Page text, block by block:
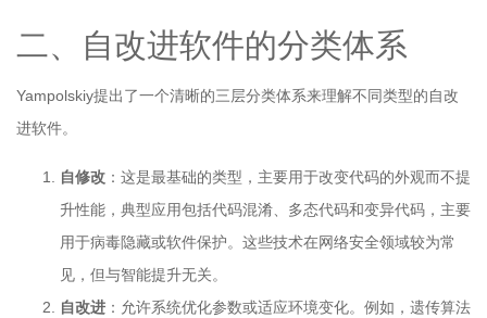
二、自改进软件的分类体系
Yampolskiy提出了一个清晰的三层分类体系来理解不同类型的自改
进软件。
自修改 ：这是最基础的类型，主要用于改变代码的外观而不提
升性能，典型应用包括代码混淆、多态代码和变异代码，主要
用于病毒隐藏或软件保护。这些技术在网络安全领域较为常
见，但与智能提升无关。
自改进 ：允许系统优化参数或适应环境变化。例如，遗传算法